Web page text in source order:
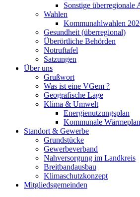
Sonstige überregionale
Wahlen
Kommunahlwahlen
Gesundheit (überregional)
Überörtliche Behörden
Notruftafel
Satzungen
Über uns
Grußwort
Was ist eine VGem ?
Geografische Lage
Klima & Umwelt
Energienutzungsplan
Kommunale
Standort & Gewerbe
Grundstücke
Gewerbeverband
Nahversorgung im Landkreis
Breitbandausbau
Klimaschutzkonzept
Mitgliedsgemeinden